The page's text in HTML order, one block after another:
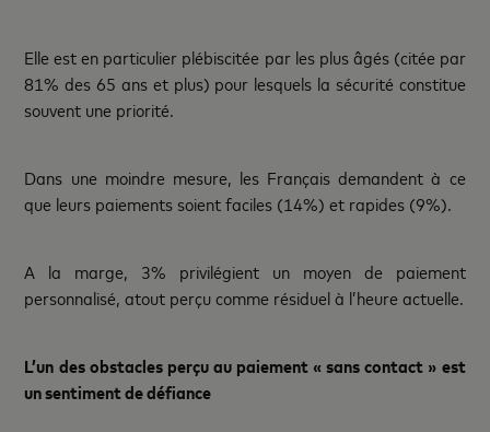
Elle est en particulier plébiscitée par les plus âgés (citée par
81% des 65 ans et plus) pour lesquels la sécurité constitue
souvent une priorité.
Dans une moindre mesure, les Français demandent à ce
que leurs paiements soient faciles (14%) et rapides (9%).
A la marge, 3% privilégient un moyen de paiement
personnalisé, atout perçu comme résiduel à l’heure actuelle.
L’un des obstacles perçu au paiement « sans contact » est
un sentiment de défiance